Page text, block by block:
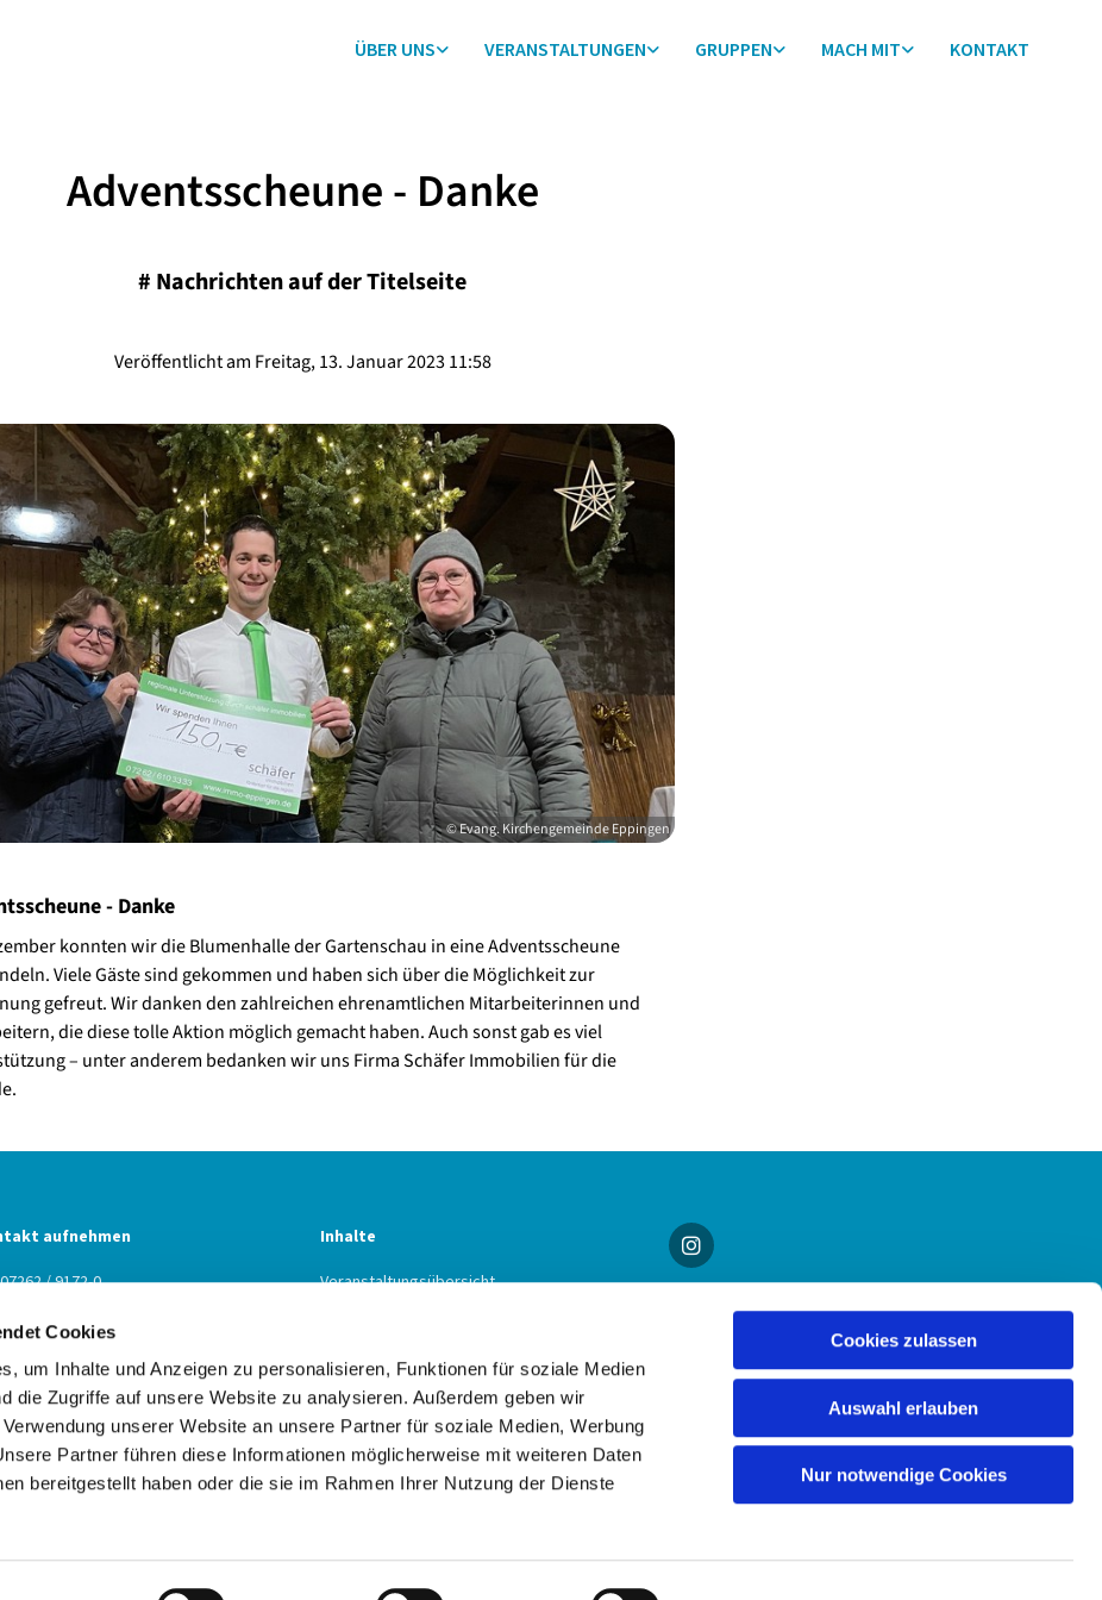
Cookies
um Inhalte und Anzeigen zu personalisieren, Funktionen für soziale Medien
die Zugriffe auf unsere Website zu analysieren. Außerdem geben wir
unserer Website an unsere Partner für soziale Medien, Werbung
Partner führen diese Informationen möglicherweise mit weiteren Daten
bereitgestellt haben oder die sie im Rahmen Ihrer Nutzung der Dienste
Cookies zulassen
Auswahl erlauben
Nur notwendige Cookies
ÜBER UNS VERANSTALTUNGEN GRUPPEN MACH MIT KONTAKT
Adventsscheune - Danke
# Nachrichten auf der Titelseite
Veröffentlicht am Freitag, 13. Januar 2023 11:58
© Evang. Kirchengemeinde Eppingen
- Danke
konnten wir die Blumenhalle der Gartenschau in eine Adventsscheune
Viele Gäste sind gekommen und haben sich über die Möglichkeit zur
gefreut. Wir danken den zahlreichen ehrenamtlichen Mitarbeiterinnen und
die diese tolle Aktion möglich gemacht haben. Auch sonst gab es viel
– unter anderem bedanken wir uns Firma Schäfer Immobilien für die
aufnehmen
/ 9172-0
Inhalte
Veranstaltungsübersicht
Impressum Datenschutzerklärung ChurchDesk-Login